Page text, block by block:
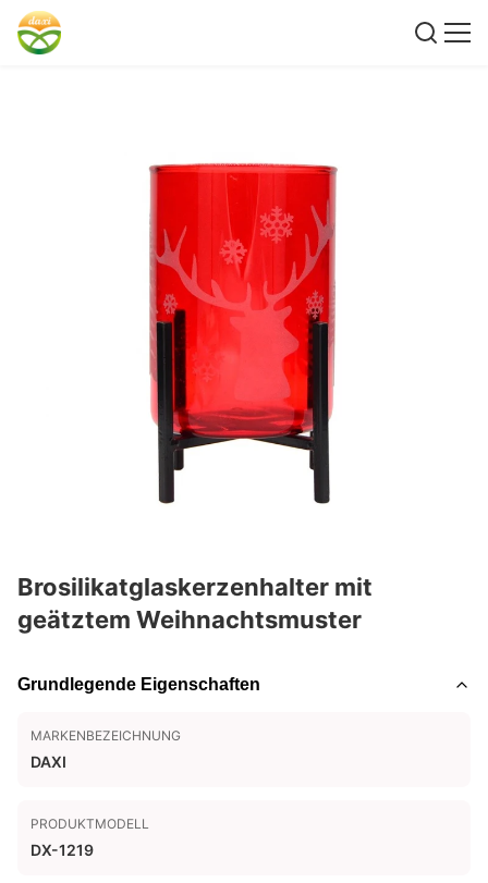
Brosilikatglaskerzenhalter mit
geätztem Weihnachtsmuster
Grundlegende Eigenschaften
MARKENBEZEICHNUNG
DAXI
PRODUKTMODELL
DX-1219